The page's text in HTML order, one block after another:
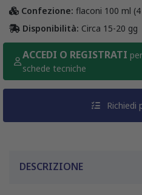
Confezione: flaconi 100 ml
Disponibilità: Circa 15-20 gg
ACCEDI O REGISTRATI
schede tecniche
Richiedi
DESCRIZIONE